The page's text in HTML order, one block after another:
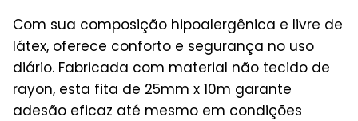
Com sua composição hipoalergênica e livre de
látex, oferece conforto e segurança no uso
diário. Fabricada com material não tecido de
rayon, esta fita de 25mm x 10m garante
adesão eficaz até mesmo em condições